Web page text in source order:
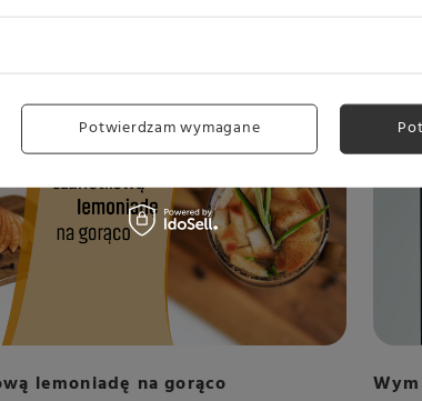
lemoniadę na gorąco
Potwierdzam wymagane